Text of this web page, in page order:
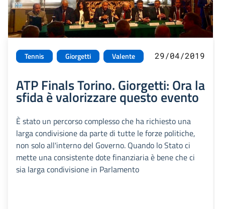
Tennis Giorgetti Valente 29/04/2019
ATP Finals Torino. Giorgetti: Ora la
sfida è valorizzare questo evento
È stato un percorso complesso che ha richiesto una
larga condivisione da parte di tutte le forze politiche,
non solo all'interno del Governo. Quando lo Stato ci
mette una consistente dote finanziaria è bene che ci
sia larga condivisione in Parlamento